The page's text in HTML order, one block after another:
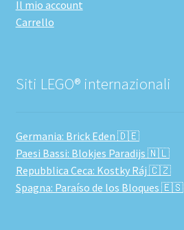
Il mio account
Carrello
Siti LEGO® internazionali
Germania: Brick Eden 🇩🇪
Paesi Bassi: Blokjes Paradijs 🇳🇱
Repubblica Ceca: Kostky Ráj 🇨🇿
Spagna: Paraíso de los Bloques 🇪🇸